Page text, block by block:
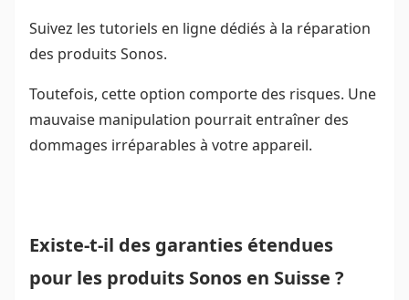
Suivez les tutoriels en ligne dédiés à la réparation
des produits Sonos.
Toutefois, cette option comporte des risques. Une
mauvaise manipulation pourrait entraîner des
dommages irréparables à votre appareil.
Existe-t-il des garanties étendues
pour les produits Sonos en Suisse ?